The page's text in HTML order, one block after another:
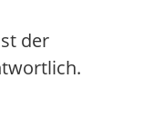
der